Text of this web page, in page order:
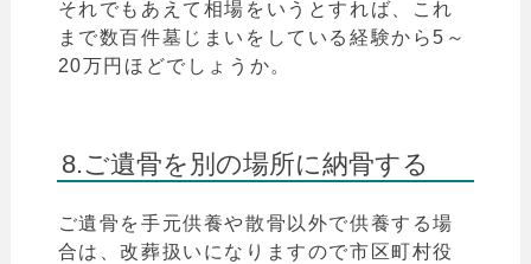
それでもあえて相場をいうとすれば、これ
まで数百件墓じまいをしている経験から5～
20万円ほどでしょうか。
8.ご遺骨を別の場所に納骨する
ご遺骨を手元供養や散骨以外で供養する場
合は、改葬扱いになりますので市区町村役